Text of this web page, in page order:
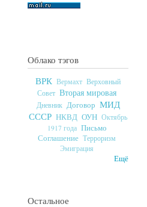
Облако тэгов
ВРК Вермахт Верховный
Совет Вторая мировая
Дневник Договор МИД
СССР НКВД ОУН Октябрь
1917 года Письмо
Соглашение Терроризм
Эмиграция
Ещё
Остальное